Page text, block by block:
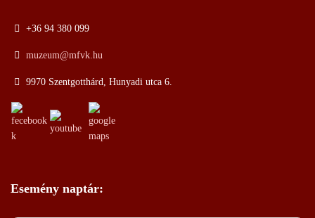
+36 94 380 099
muzeum@mfvk.hu
9970 Szentgotthárd, Hunyadi utca 6.
Esemény naptár: